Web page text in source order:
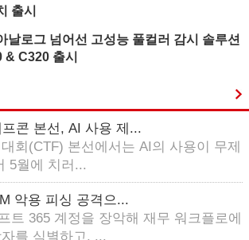
출시
날로그 넘어선 고성능 풀컬러 감시 솔루션
C320 출시
콘 본선, AI 사용 제...
회(CTF) 본선에서는 AI의 사용이 무제
5월에 치러...
악용 피싱 공격으...
트 365 계정을 장악해 재무 워크플로에
를 식별하고, ...